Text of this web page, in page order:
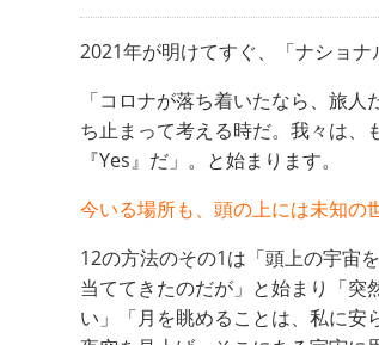
2021年が明けてすぐ、「ナショ
「コロナが落ち着いたなら、旅
ち止まって考える時だ。我々は、
『Yes』だ」。と始まります。
今いる場所も、頭の上には未知の
12の方法のその1は「頭上の宇宙
当ててきたのだが」と始まり「
い」「月を眺めることは、私に安